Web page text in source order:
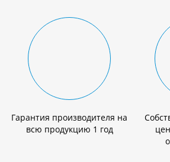
Гарантия производителя на
всю продукцию 1 год